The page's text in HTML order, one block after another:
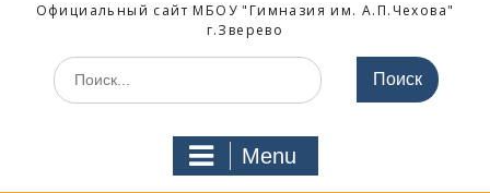
Официальный сайт МБОУ "Гимназия им. А.П.Чехова"
г.Зверево
Search
for:
Menu